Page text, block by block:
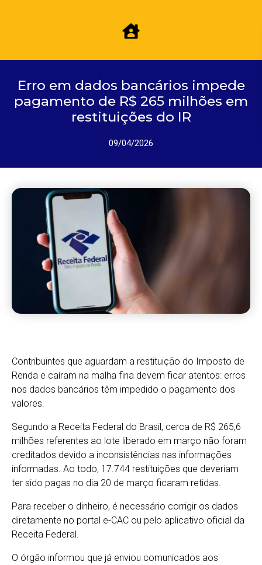
Erro em dados bancários impede
pagamento de R$ 265 milhões em
restituições do IR
09/04/2026
Contribuintes que aguardam a restituição do Imposto de
Renda e caíram na malha fina devem ficar atentos: erros
nos dados bancários têm impedido o pagamento dos
valores.
Segundo a Receita Federal do Brasil, cerca de R$ 265,6
milhões referentes ao lote liberado em março não foram
creditados devido a inconsistências nas informações
informadas. Ao todo, 17.744 restituições que deveriam
ter sido pagas no dia 20 de março ficaram retidas.
Para receber o dinheiro, é necessário corrigir os dados
diretamente no portal e-CAC ou pelo aplicativo oficial da
Receita Federal.
O órgão informou que já enviou comunicados aos